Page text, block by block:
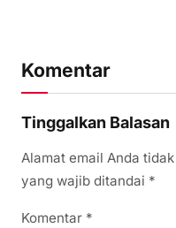
Komentar
Tinggalkan Balasan
Alamat email Anda
yang wajib ditandai *
Komentar *